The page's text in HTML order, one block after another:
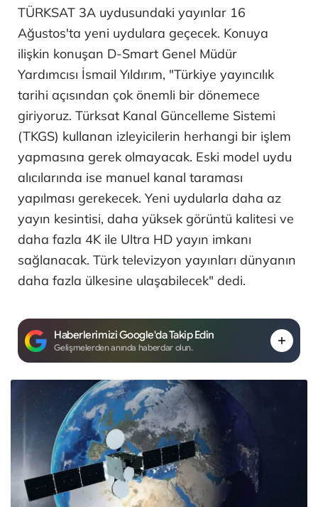
TÜRKSAT 3A uydusundaki yayınlar 16
Ağustos'ta yeni uydulara geçecek. Konuya
ilişkin konuşan D-Smart Genel Müdür
Yardımcısı İsmail Yıldırım, "Türkiye yayıncılık
tarihi açısından çok önemli bir dönemece
giriyoruz. Türksat Kanal Güncelleme Sistemi
(TKGS) kullanan izleyicilerin herhangi bir işlem
yapmasına gerek olmayacak. Eski model uydu
alıcılarında ise manuel kanal taraması
yapılması gerekecek. Yeni uydularla daha az
yayın kesintisi, daha yüksek görüntü kalitesi ve
daha fazla 4K ile Ultra HD yayın imkanı
sağlanacak. Türk televizyon yayınları dünyanın
daha fazla ülkesine ulaşabilecek" dedi.
Haberlerimizi Google'da Takip Edin
Gelişmelerden anında haberdar olun.